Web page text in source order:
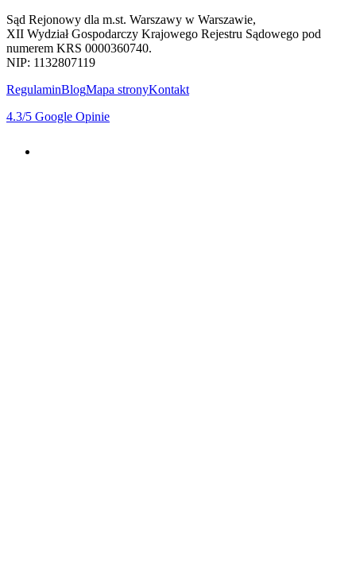
Sąd Rejonowy dla m.st. Warszawy w Warszawie,
XII Wydział Gospodarczy Krajowego Rejestru Sądowego pod
numerem KRS 0000360740.
NIP: 1132807119
RegulaminBlogMapa stronyKontakt
4.3/5 Google Opinie